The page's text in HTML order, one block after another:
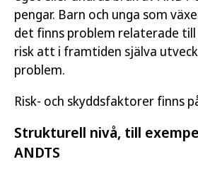
pengar. Barn och unga som
det finns problem relaterade till
risk att i framtiden själva
problem.
Risk- och skyddsfaktorer finns
Strukturell nivå, till
ANDTS